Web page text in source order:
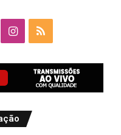
Instagram
RSS